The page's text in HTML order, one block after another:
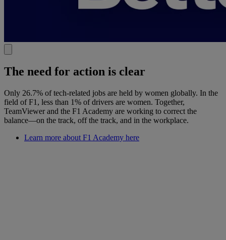
The need for action is clear
Only 26.7% of tech-related jobs are held by women globally. In the
field of F1, less than 1% of drivers are women. Together,
TeamViewer and the F1 Academy are working to correct the
balance—on the track, off the track, and in the workplace.
Learn more about F1 Academy here